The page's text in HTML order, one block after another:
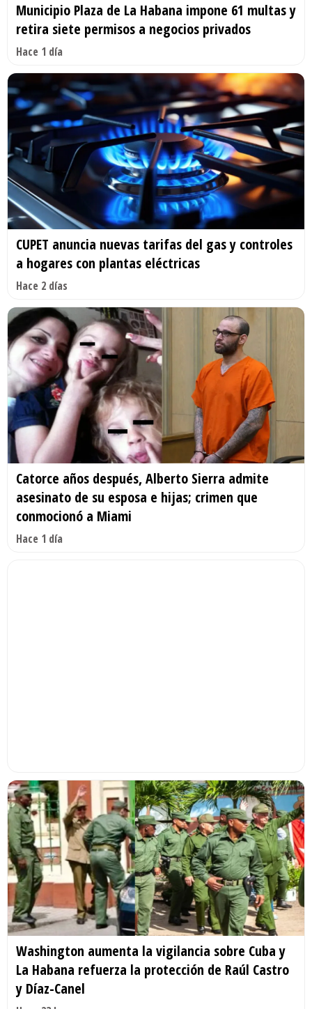
Municipio Plaza de La Habana impone 61 multas y
retira siete permisos a negocios privados
Hace 1 día
CUPET anuncia nuevas tarifas del gas y controles
a hogares con plantas eléctricas
Hace 2 días
Catorce años después, Alberto Sierra admite
asesinato de su esposa e hijas; crimen que
conmocionó a Miami
Hace 1 día
Washington aumenta la vigilancia sobre Cuba y
La Habana refuerza la protección de Raúl Castro
y Díaz-Canel